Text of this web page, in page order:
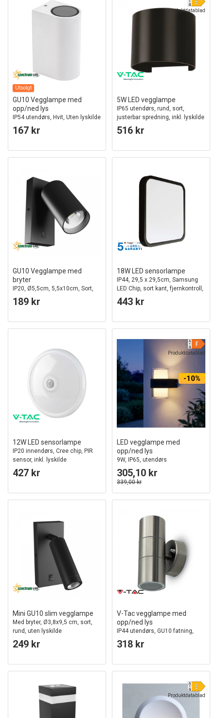
Utsolgt
GU10 Vegglampe med
opp/ned lys
IP54 utendørs, Hvit, Uten lyskilde
167 kr
Produktdatablad
5W LED vegglampe
IP65 utendørs, rund, sort,
justerbar spredning, inkl. lyskilde
516 kr
GU10 Vegglampe med
bryter
IP20, Ø5,5cm, 5,5x10cm, Sort,
Rund, Uten lyskilde
189 kr
18W LED sensorlampe
IP44, 29,5 x 29,5cm, Samsung
LED Chip, sort kant, fjernkontroll,
innebygd sensor, inkl. lyskilde
443 kr
12W LED sensorlampe
IP20 innendørs, Cree chip, PIR
sensor, inkl. lyskilde
427 kr
Produktdatablad
-10%
LED vegglampe med
opp/ned lys
9W, IP65, utendørs
305,10 kr
339,00 kr
Mini GU10 slim vegglampe
Med bryter, Ø3,8x9,5 cm, sort,
rund, uten lyskilde
249 kr
V-Tac vegglampe med
opp/ned lys
IP44 utendørs, GU10 fatning,
uten lyskilde
318 kr
Produktdatablad